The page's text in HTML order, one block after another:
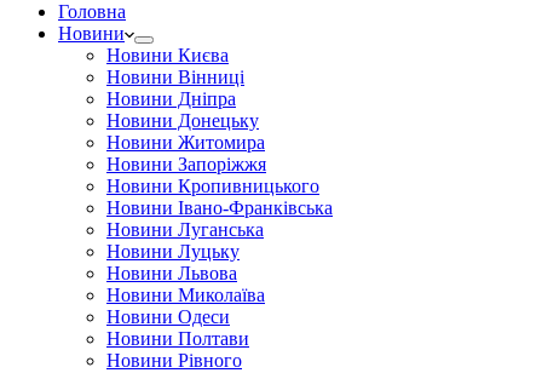
Головна
Новини
Новини Києва
Новини Вінниці
Новини Дніпра
Новини Донецьку
Новини Житомира
Новини Запоріжжя
Новини Кропивницького
Новини Івано-Франківська
Новини Луганська
Новини Луцьку
Новини Львова
Новини Миколаїва
Новини Одеси
Новини Полтави
Новини Рівного